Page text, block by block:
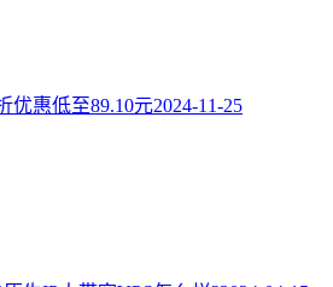
优惠低至89.10元2024-11-25